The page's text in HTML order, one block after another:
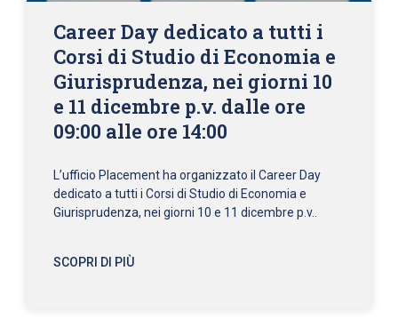
Career Day dedicato a tutti i
Corsi di Studio di Economia e
Giurisprudenza, nei giorni 10
e 11 dicembre p.v. dalle ore
09:00 alle ore 14:00
L’ufficio Placement ha organizzato il Career Day
dedicato a tutti i Corsi di Studio di Economia e
Giurisprudenza, nei giorni 10 e 11 dicembre p.v..
SCOPRI DI PIÙ